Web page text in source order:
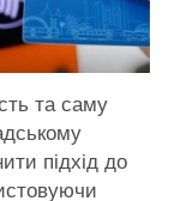
та саму
підхід до